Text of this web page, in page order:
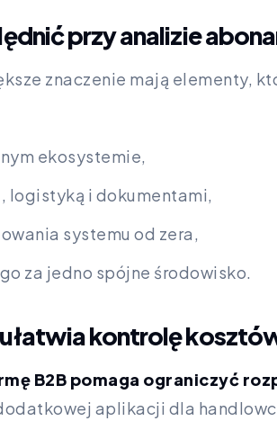
przy analizie
znaczenie mają elementy,
ekosystemie,
logistyką i dokumentami,
systemu od zera,
za jedno spójne środowisko.
kontrolę
B2B pomaga ograniczyć
aplikacji dla